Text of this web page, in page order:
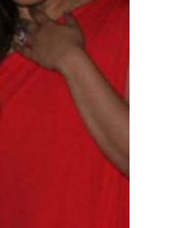
उनकी
2’ .
कपूर की
ने लूटी